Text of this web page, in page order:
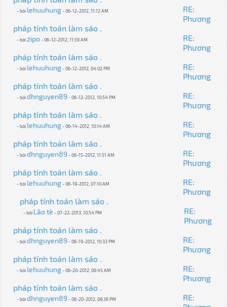
- bởi lehuuhung- 06-12-2012, 11:12 AM
RE:
Phương
pháp tính toán làm sáo .
- bởizipo- 06-12-2012, 11:59 AM
RE:
Phương
pháp tính toán làm sáo .
- bởi lehuuhung- 06-12-2012, 04:02 PM
RE:
Phương
pháp tính toán làm sáo .
- bởidhnguyen89 - 06-12-2012, 10:54 PM
RE:
Phương
pháp tính toán làm sáo .
- bởi lehuuhung- 06-14-2012, 10:14 AM
RE:
Phương
pháp tính toán làm sáo .
- bởidhnguyen89 - 06-15-2012, 11:51 AM
RE:
Phương
pháp tính toán làm sáo .
- bởi lehuuhung- 06-19-2012, 07:10 AM
RE:
Phương
pháp tính toán làm sáo .
- bởi Lão tè - 07-22-2013, 10:54 PM
RE:
Phương
pháp tính toán làm sáo .
- bởidhnguyen89 - 06-19-2012, 10:33 PM
RE:
Phương
pháp tính toán làm sáo .
- bởi lehuuhung- 06-20-2012, 09:45 AM
RE:
Phương
pháp tính toán làm sáo .
- bởidhnguyen89 - 06-20-2012, 08:36 PM
RE: